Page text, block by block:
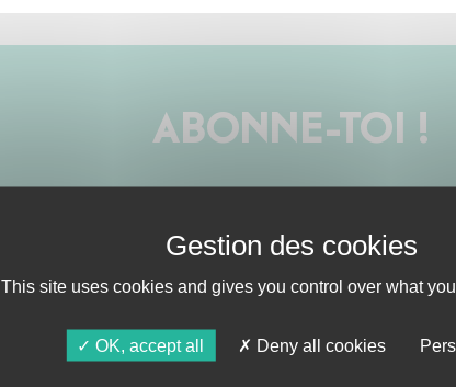
ABONNE-TOI !
AGENDA
This site uses cookies and gives you control over what
OK, accept all Deny all cookies